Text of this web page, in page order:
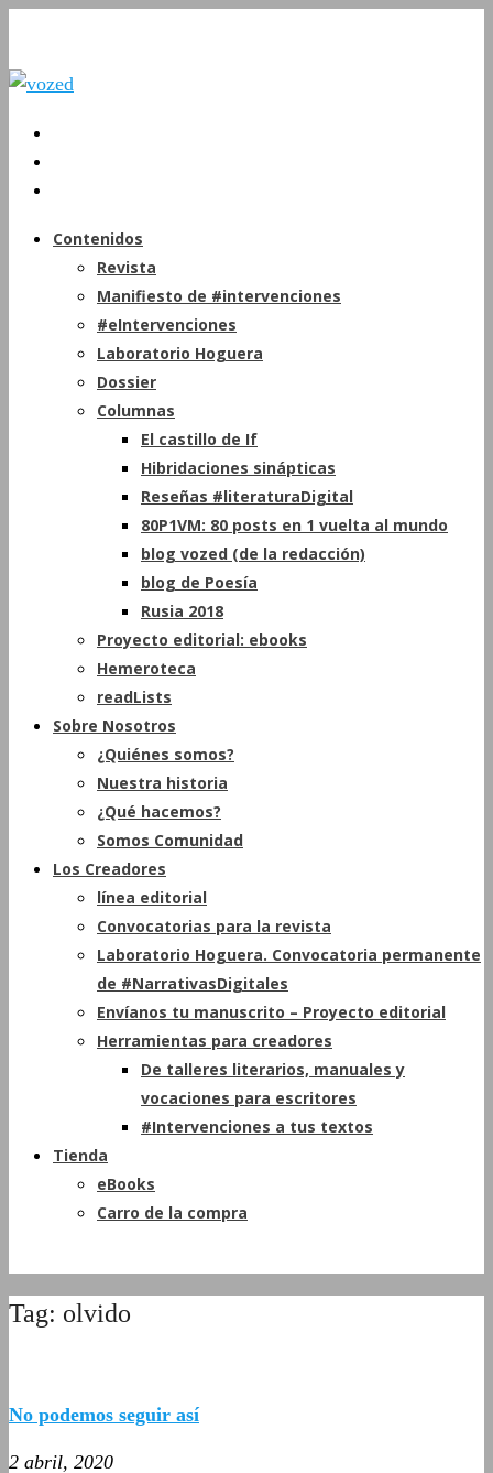
Contenidos
Revista
Manifiesto de #intervenciones
#eIntervenciones
Laboratorio Hoguera
Dossier
Columnas
El castillo de If
Hibridaciones sinápticas
Reseñas #literaturaDigital
80P1VM: 80 posts en 1 vuelta al mundo
blog vozed (de la redacción)
blog de Poesía
Rusia 2018
Proyecto editorial: ebooks
Hemeroteca
readLists
Sobre Nosotros
¿Quiénes somos?
Nuestra historia
¿Qué hacemos?
Somos Comunidad
Los Creadores
línea editorial
Convocatorias para la revista
Laboratorio Hoguera. Convocatoria permanente
de #NarrativasDigitales
Envíanos tu manuscrito – Proyecto editorial
Herramientas para creadores
De talleres literarios, manuales y
vocaciones para escritores
#Intervenciones a tus textos
Tienda
eBooks
Carro de la compra
Tag: olvido
No podemos seguir así
2 abril, 2020